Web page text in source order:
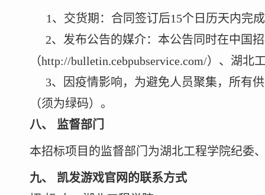
1、交货期：合同签订后15个日历天内完
2、发布公告的媒介：本公告同时在中国
（http://bulletin.cebpubservice.com/） 、 湖北
3、因疫情影响，为避免人员聚集，所有
（须为绿码）。
八、 监督部门
本招标项目的监督部门为湖北工程学院纪委
九、
凯发游戏官网的联系方式